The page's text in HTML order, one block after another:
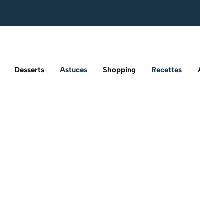
Desserts Astuces Shopping Recettes